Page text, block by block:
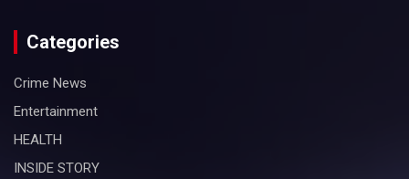
Categories
Crime News
Entertainment
HEALTH
INSIDE STORY